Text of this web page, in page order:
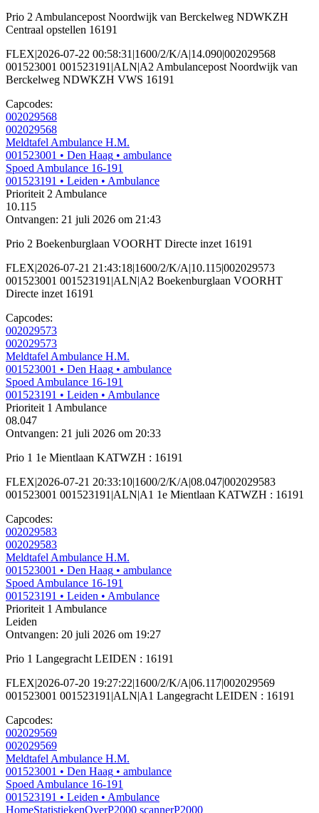
Prio 2 Ambulancepost Noordwijk van Berckelweg NDWKZH
Centraal opstellen 16191
FLEX|2026-07-22 00:58:31|1600/2/K/A|14.090|002029568
001523001 001523191|ALN|A2 Ambulancepost Noordwijk van
Berckelweg NDWKZH VWS 16191
Capcodes:
002029568
002029568
Meldtafel Ambulance H.M.
001523001 • Den Haag • ambulance
Spoed Ambulance 16-191
001523191 • Leiden • Ambulance
Prioriteit 2 Ambulance
10.115
Ontvangen: 21 juli 2026 om 21:43
Prio 2 Boekenburglaan VOORHT Directe inzet 16191
FLEX|2026-07-21 21:43:18|1600/2/K/A|10.115|002029573
001523001 001523191|ALN|A2 Boekenburglaan VOORHT
Directe inzet 16191
Capcodes:
002029573
002029573
Meldtafel Ambulance H.M.
001523001 • Den Haag • ambulance
Spoed Ambulance 16-191
001523191 • Leiden • Ambulance
Prioriteit 1 Ambulance
08.047
Ontvangen: 21 juli 2026 om 20:33
Prio 1 1e Mientlaan KATWZH : 16191
FLEX|2026-07-21 20:33:10|1600/2/K/A|08.047|002029583
001523001 001523191|ALN|A1 1e Mientlaan KATWZH : 16191
Capcodes:
002029583
002029583
Meldtafel Ambulance H.M.
001523001 • Den Haag • ambulance
Spoed Ambulance 16-191
001523191 • Leiden • Ambulance
Prioriteit 1 Ambulance
Leiden
Ontvangen: 20 juli 2026 om 19:27
Prio 1 Langegracht LEIDEN : 16191
FLEX|2026-07-20 19:27:22|1600/2/K/A|06.117|002029569
001523001 001523191|ALN|A1 Langegracht LEIDEN : 16191
Capcodes:
002029569
002029569
Meldtafel Ambulance H.M.
001523001 • Den Haag • ambulance
Spoed Ambulance 16-191
001523191 • Leiden • Ambulance
HomeStatistiekenOverP2000 scannerP2000